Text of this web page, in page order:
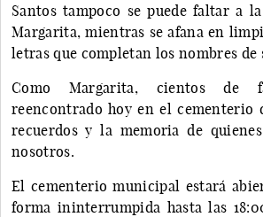
Santos tampoco se puede faltar a
Margarita, mientras se afana en
letras que completan los nombres de
Como Margarita, cientos de
reencontrado hoy en el cementerio
recuerdos y la memoria de
nosotros.
El cementerio municipal estará
forma ininterrumpida hasta las